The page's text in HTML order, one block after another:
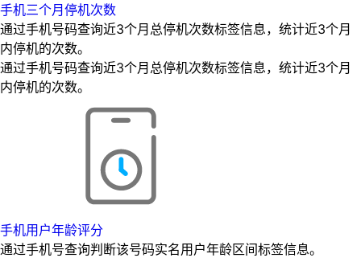
手机三个月停机次数
通过手机号码查询近3个月总停机次数标签信息，统计近3个月
内停机的次数。
通过手机号码查询近3个月总停机次数标签信息，统计近3个月
内停机的次数。
手机用户年龄评分
通过手机号查询判断该号码实名用户年龄区间标签信息。